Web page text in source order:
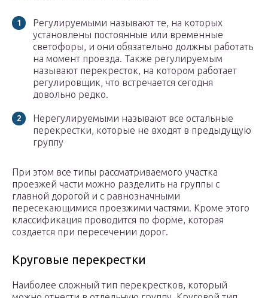
Регулируемыми называют те, на которых
установлены постоянные или временные
светофоры, и они обязательно должны работать
на момент проезда. Также регулируемым
называют перекресток, на котором работает
регулировщик, что встречается сегодня
довольно редко.
Нерегулируемыми называют все остальные
перекрестки, которые не входят в предыдущую
группу
При этом все типы рассматриваемого участка
проезжей части можно разделить на группы с
главной дорогой и с равнозначными
пересекающимися проезжими частями. Кроме этого
классификация проводится по форме, которая
создается при пересечении дорог.
Круговые перекрестки
Наиболее сложный тип перекрестков, который